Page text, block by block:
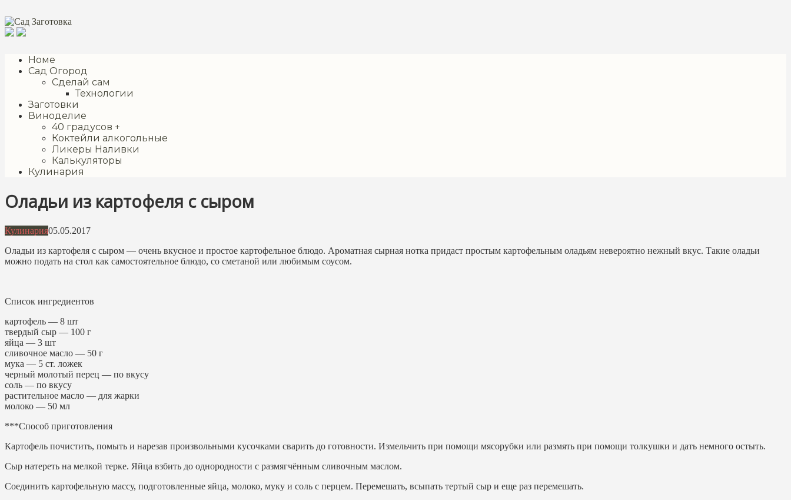
к
контенту
Номе
Сад Огород
Сделай сам
Технологии
Заготовки
Виноделие
40 градусов +
Коктейли алкогольные
Ликеры Наливки
Калькуляторы
Кулинария
Оладьи из картофеля с сыром
Кулинария05.05.2017
Оладьи из картофеля с сыром — очень вкусное и простое картофельное блюдо. Ароматная сырная нотка придаст простым картофельным оладьям невероятно нежный вкус. Такие оладьи
можно подать на стол как самостоятельное блюдо, со сметаной или любимым соусом.
Список ингредиентов
картофель — 8 шт
твердый сыр — 100 г
яйца — 3 шт
сливочное масло — 50 г
мука — 5 ст. ложек
черный молотый перец — по вкусу
соль — по вкусу
растительное масло — для жарки
молоко — 50 мл
***Способ приготовления
Картофель почистить, помыть и нарезав произвольными кусочками сварить до готовности. Измельчить при помощи мясорубки или размять при помощи толкушки и дать немного остыть.
Сыр натереть на мелкой терке. Яйца взбить до однородности с размягчённым сливочным маслом.
Соединить картофельную массу, подготовленные яйца, молоко, муку и соль с перцем. Перемешать, всыпать тертый сыр и еще раз перемешать.